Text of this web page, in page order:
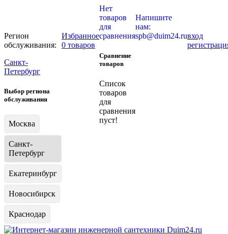
Регион
обслуживания:
Санкт-
Петербург
Выбор региона
обслуживания
Москва
Санкт-
Петербург
Екатеринбург
Новосибирск
Краснодар
Избранное
0 товаров
Нет
товаров
для
сравнения
Сравнение
товаров
Список
товаров
для
сравнения
пуст!
Напишите
нам:
spb@duim24.ruвход